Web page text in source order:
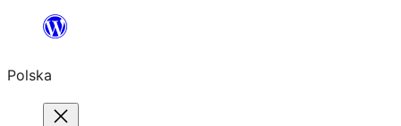
Przejdź
treści
Polska